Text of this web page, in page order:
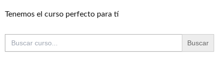
Tenemos el curso perfecto para tí
Buscar: